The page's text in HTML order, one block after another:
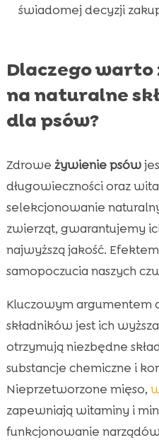
świadomej decyzji
Dlaczego
na naturalne
dla psów?
Zdrowe żywienie psów
długowieczności oraz
selekcjonowanie
zwierząt, gwarantujemy
najwyższą jakość.
samopoczucia naszych
Kluczowym argumentem
składników jest ich
otrzymują niezbędne
substancje chemiczne i
Nieprzetworzone mięso,
zapewniają witaminy i
funkcjonowanie